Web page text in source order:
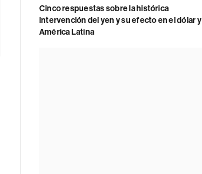
Cinco respuestas sobre la histórica
intervención del yen y su efecto en el dólar y
América Latina